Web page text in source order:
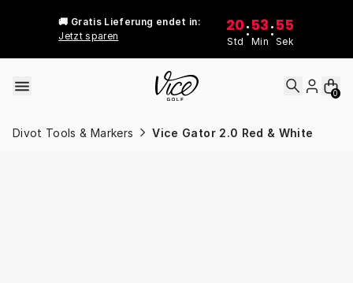
🚚 Gratis Lieferung endet in:
Jetzt sparen
20
Std
:53
Min
:55
Sek
0
Divot Tools & Markers Vice Gator 2.0 Red & White